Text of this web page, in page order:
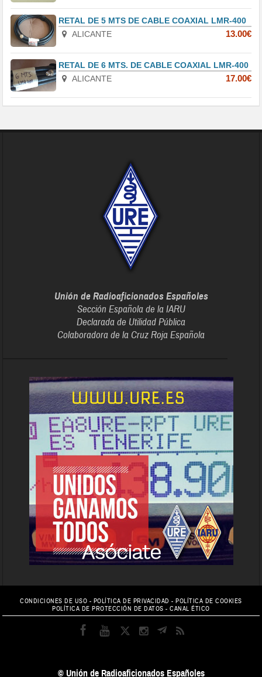
RETAL DE 5 MTS DE CABLE COAXIAL LMR-400
ALICANTE
13.00€
RETAL DE 6 MTS. DE CABLE COAXIAL LMR-400
ALICANTE
17.00€
Unión de Radioaficionados Españoles
Sección Española de la IARU
Declarada de Utilidad Pública
Colaboradora de la Cruz Roja Española
CONDICIONES DE USO - POLÍTICA DE PRIVACIDAD -POLÍTICA DE COOKIES
POLÍTICA DE PROTECCIÓN DE DATOS -CANAL ÉTICO
© Unión de Radioaficionados Españoles